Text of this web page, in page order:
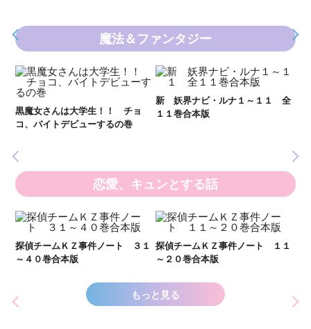
魔法＆ファンタジー
黒魔女さんは大学生！！ チョ
コ、バイトデビューするの巻
新 妖界ナビ・ルナ１～１１ 全
１１巻合本版
恋愛、キュンとする話
探偵チームＫＺ事件ノート ３１
～４０巻合本版
探偵チームＫＺ事件ノート １１
～２０巻合本版
もっと見る